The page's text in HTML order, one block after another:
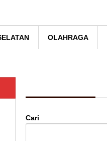
OLAHRAGA
Cari